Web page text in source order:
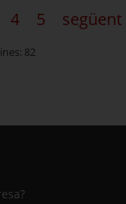
pàgina
a la pàgina
Vés a la pàgina
4 Vés a la
5 Vés a la
següent
82